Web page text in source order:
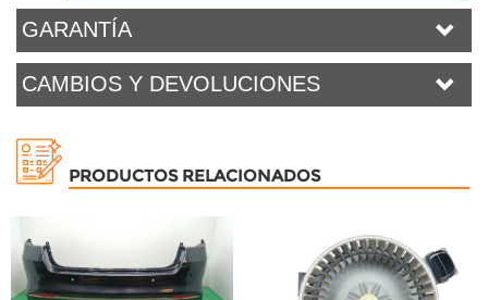
GARANTÍA
CAMBIOS Y DEVOLUCIONES
PRODUCTOS RELACIONADOS